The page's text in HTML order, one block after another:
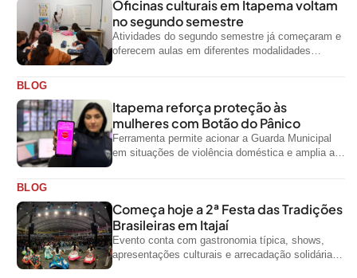
Oficinas culturais em Itapema voltam
no segundo semestre
Atividades do segundo semestre já começaram e
oferecem aulas em diferentes modalidades
BLOG
Itapema reforça proteção às
mulheres com Botão do Pânico
Ferramenta permite acionar a Guarda Municipal
em situações de violência doméstica e amplia a
BLOG
Começa hoje a 2ª Festa das Tradições
Brasileiras em Itajaí
Evento conta com gastronomia típica, shows,
apresentações culturais e arrecadação solidária